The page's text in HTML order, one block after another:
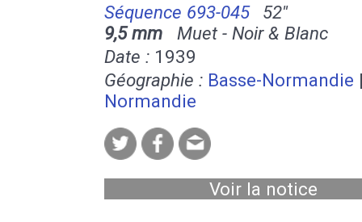
Séquence 693-045
52''
9,5 mm Muet - Noir & Blanc
Date : 1939
Géographie : Basse-Normandie
Normandie
Voir la notice